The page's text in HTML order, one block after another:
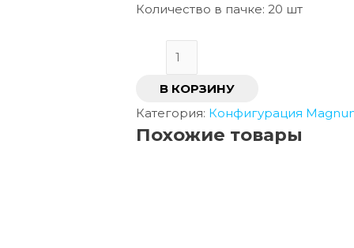
Количество в пачке: 20 шт
В КОРЗИНУ
Категория: Конфигурация
Похожие товары